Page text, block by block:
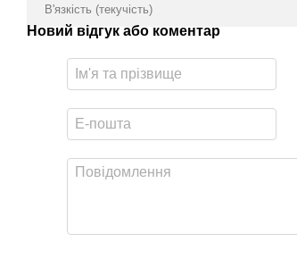
В'язкість (текучість)
Новий відгук або коментар